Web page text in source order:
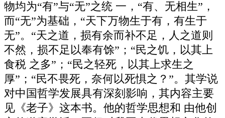
物均为“有”与“无”之统 一，“有、无相生”，
而“无”为基础，“天下万物生于有，有生于
无”。“天之道，损有余而补不足，人之道则
不然，损不足以奉有馀”；“民之饥，以其上
食税 之多”；“民之轻死，以其上求生之
厚”；“民不畏死，奈何以死惧之？”。其学说
对中国哲学发展具有深刻影响，其内容主要
见《老子》这本书。他的哲学思想和 由他创